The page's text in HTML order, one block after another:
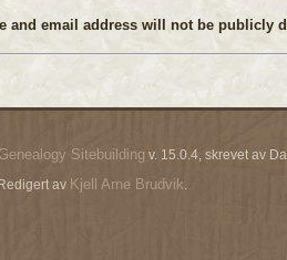
and email address will not be publicly
Sitebuilding v. 15.0.4, skrevet av
Redigert av Kjell Arne Brudvik.